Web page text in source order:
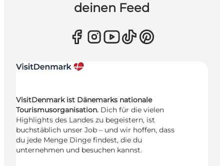
deinen Feed
VisitDenmark ist Dänemarks nationale
Tourismusorganisation. Dich für die vielen
Highlights des Landes zu begeistern, ist
buchstäblich unser Job – und wir hoffen, dass
du jede Menge Dinge findest, die du
unternehmen und besuchen kannst.